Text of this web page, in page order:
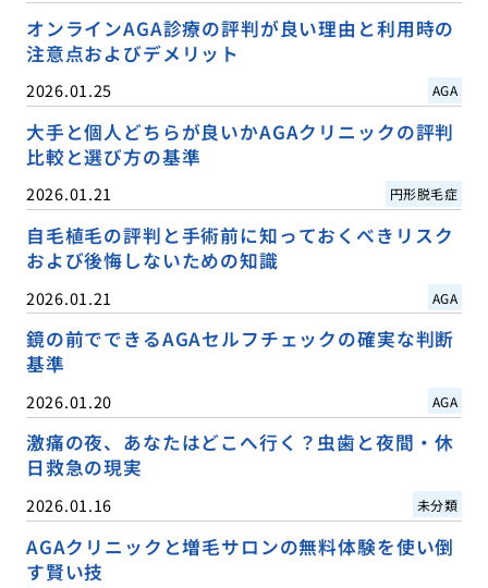
オンラインAGA診療の評判が良い理由と利用時の
注意点およびデメリット
2026.01.25 AGA
大手と個人どちらが良いかAGAクリニックの評判
比較と選び方の基準
2026.01.21 円形脱毛症
自毛植毛の評判と手術前に知っておくべきリスク
および後悔しないための知識
2026.01.21 AGA
鏡の前でできるAGAセルフチェックの確実な判断
基準
2026.01.20 AGA
激痛の夜、あなたはどこへ行く？虫歯と夜間・休
日救急の現実
2026.01.16 未分類
AGAクリニックと増毛サロンの無料体験を使い倒
す賢い技